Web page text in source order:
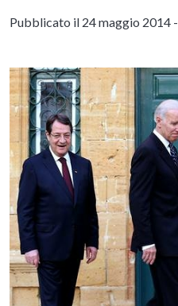
Pubblicato il 24 maggio 2014 -